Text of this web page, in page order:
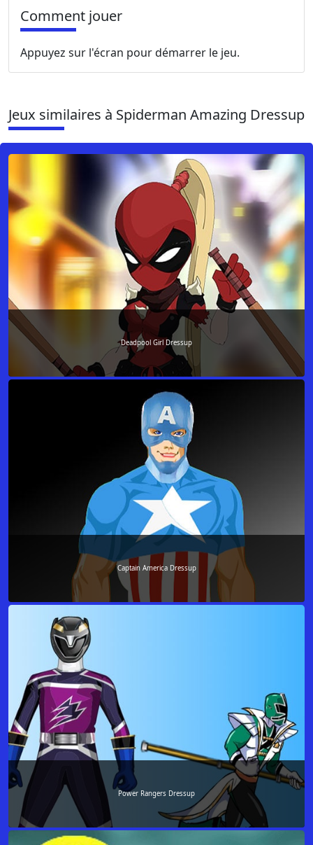
Comment jouer
Appuyez sur l'écran pour démarrer le jeu.
Jeux similaires à Spiderman Amazing Dressup
Deadpool Girl Dressup
Captain America Dressup
Power Rangers Dressup